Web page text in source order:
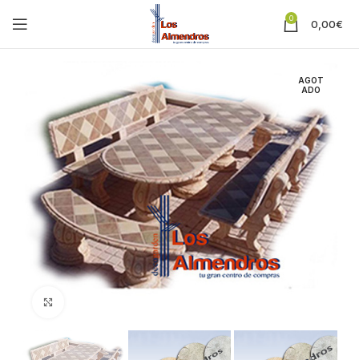
0 0,00€
AGOT
ADO